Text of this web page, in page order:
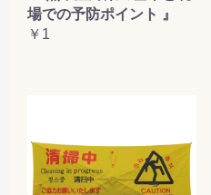
場での予防ポイント 』
￥1